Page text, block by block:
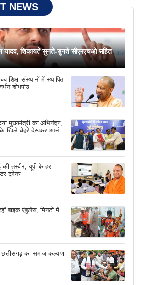
NEWS
यादव, शिकायतें सुनते-सुनते सीएमएचओ सहित
शिक्षा संस्थानों में स्थापित
शोधपीठ
मुख्यमंत्री का अभिनंदन,
खिले चेहरे देखकर आनंद
की तस्वीर, यूपी के हर
ट्रेनर
बाइक एंबुलेंस, मिनटों में
का समाज कल्याण